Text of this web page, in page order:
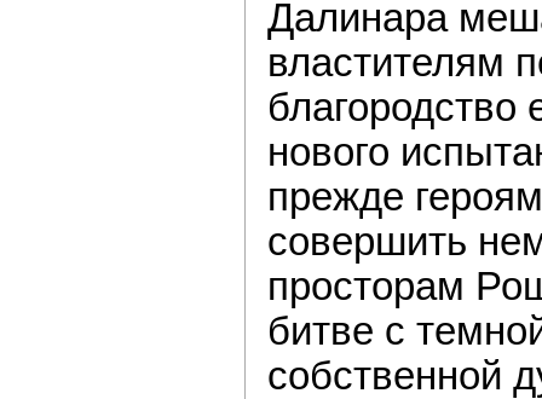
Далинара
властителям
нового
прежде
совершить
просторам
битве с
собственной